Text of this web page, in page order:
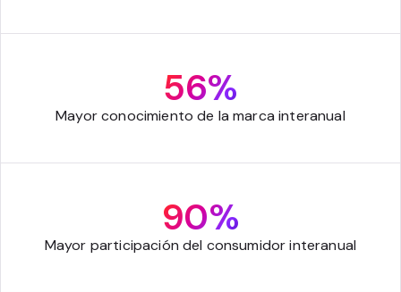
56%
Mayor conocimiento de la marca interanual
90%
Mayor participación del consumidor interanual